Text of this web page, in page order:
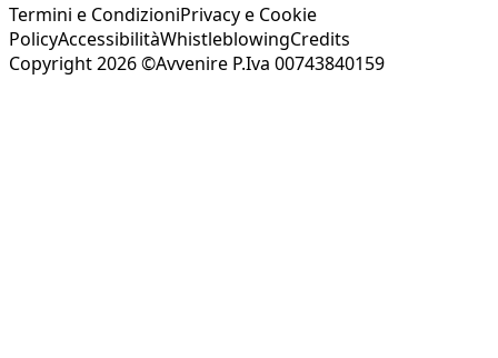
Termini e CondizioniPrivacy e Cookie
PolicyAccessibilitàWhistleblowingCredits
Copyright 2026 ©Avvenire P.Iva 00743840159